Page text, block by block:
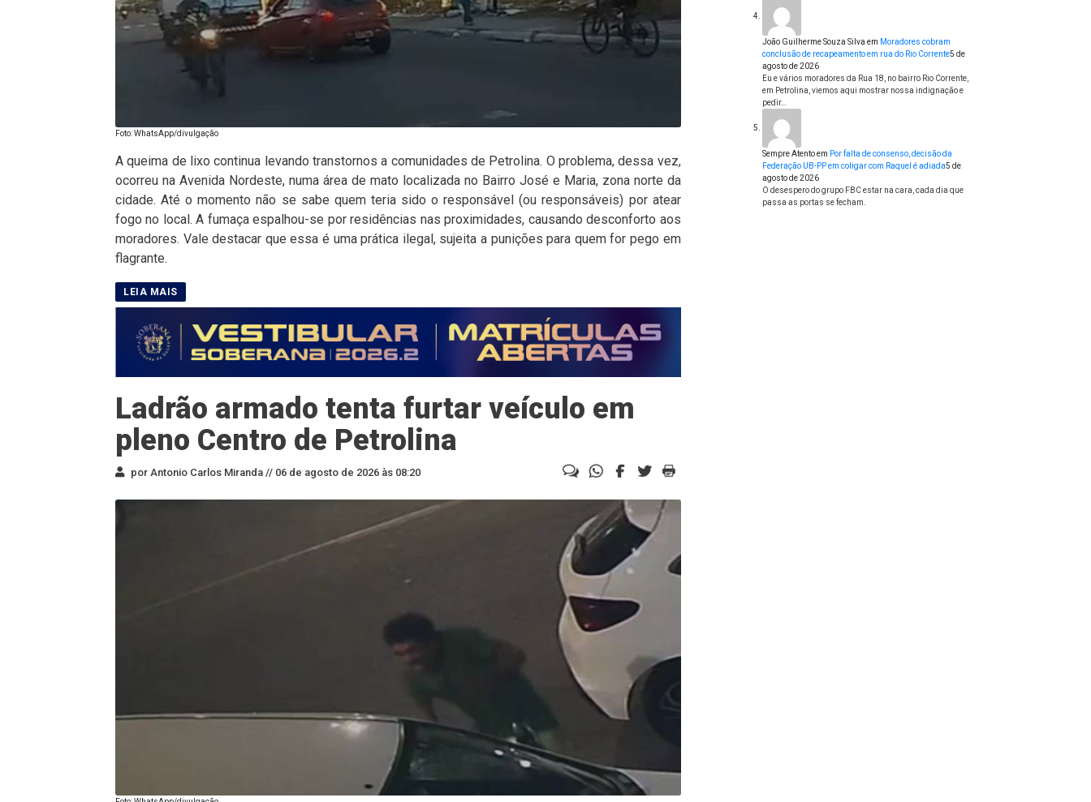
Foto: WhatsApp/divulgação
A queima de lixo continua levando transtornos a comunidades de Petrolina. O problema, dessa vez,
ocorreu na Avenida Nordeste, numa área de mato localizada no Bairro José e Maria, zona norte da
cidade. Até o momento não se sabe quem teria sido o responsável (ou responsáveis) por atear
fogo no local. A fumaça espalhou-se por residências nas proximidades, causando desconforto aos
moradores. Vale destacar que essa é uma prática ilegal, sujeita a punições para quem for pego em
flagrante.
Ladrão armado tenta furtar veículo em
pleno Centro de Petrolina
por Antonio Carlos Miranda // 06 de agosto de 2026 às 08:20
João Guilherme Souza Silva em Moradores cobram
conclusão de recapeamento em rua do Rio Corrente5 de
agosto de 2026
Eu e vários moradores da Rua 18, no bairro Rio Corrente,
em Petrolina, viemos aqui mostrar nossa indignação e
pedir…
Sempre Atentoem Por falta de consenso, decisão da
Federação UB-PP em coligar com Raquel é adiada5 de
agosto de 2026
O desespero do grupo FBC estar na cara, cada dia que
passa as portas se fecham.